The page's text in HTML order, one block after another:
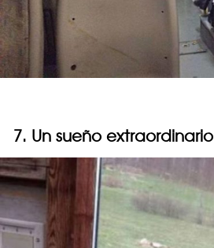
7. Un sueño extraordinario